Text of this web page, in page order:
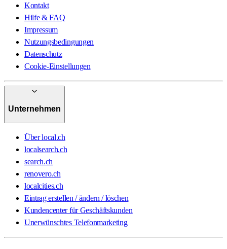
Kontakt
Hilfe & FAQ
Impressum
Nutzungsbedingungen
Datenschutz
Cookie-Einstellungen
Unternehmen
Über local.ch
localsearch.ch
search.ch
renovero.ch
localcities.ch
Eintrag erstellen / ändern / löschen
Kundencenter für Geschäftskunden
Unerwünschtes Telefonmarketing